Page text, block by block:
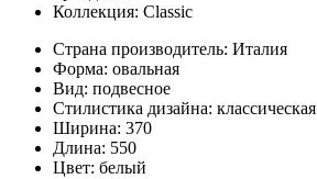
Коллекция: Classic
Страна производитель: Италия
Форма: овальная
Вид: подвесное
Стилистика дизайна: классическая
Ширина: 370
Длина: 550
Цвет: белый